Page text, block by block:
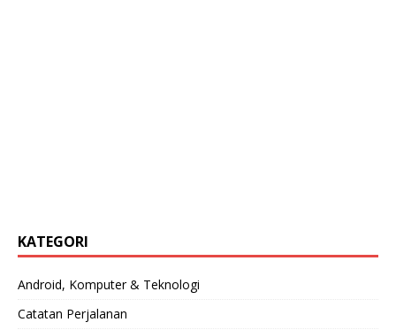
KATEGORI
Android, Komputer & Teknologi
Catatan Perjalanan